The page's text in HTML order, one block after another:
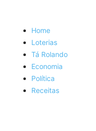
Home
Loterias
Tá Rolando
Economia
Política
Receitas